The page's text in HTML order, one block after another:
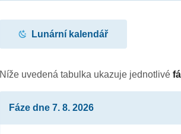
Lunární kalendář
Níže uvedená tabulka ukazuje jednotlivé
Fáze dne 7. 8. 2026